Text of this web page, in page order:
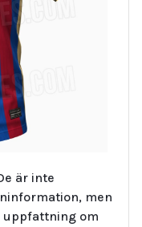
är inte
men
uppfattning om